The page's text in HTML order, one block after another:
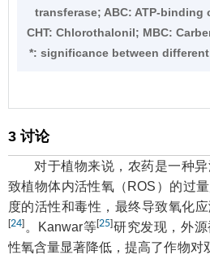
transferase; ABC: ATP-
CHT: Chlorothalonil; MBC:
*: significance between
3 讨论
对于植物来说，农药是一种
致植物体内活性氧（ROS）的过
度的活性和毒性，最终导致氧化
[24] 。Kanwar等[25]研究发现，外
性氧含量显著降低，提高了作物对